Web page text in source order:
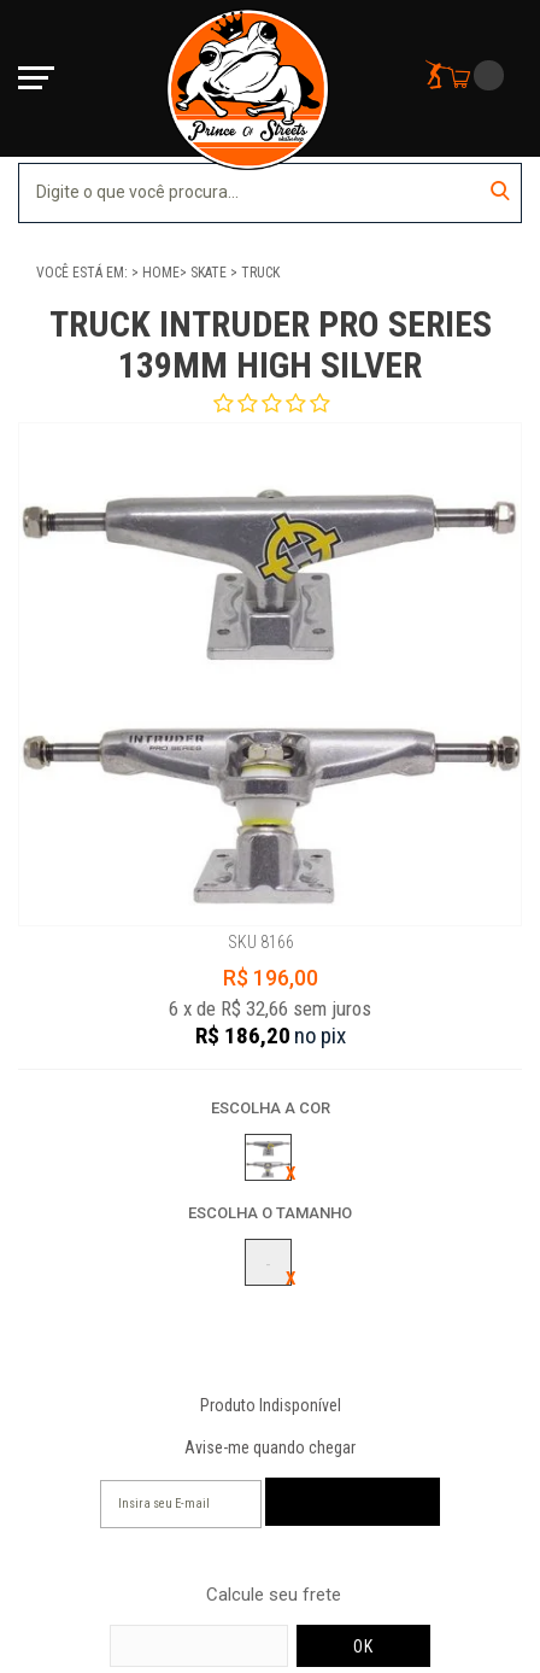
VOCÊ ESTÁ EM: HOME SKATE TRUCK
TRUCK INTRUDER PRO SERIES
139MM HIGH SILVER
SKU 8166
R$ 196,00
6 x de R$ 32,66 sem juros
R$ 186,20 no pix
ESCOLHA A COR
ESCOLHA O TAMANHO
-
Produto Indisponível
Avise-me quando chegar
Calcule seu frete